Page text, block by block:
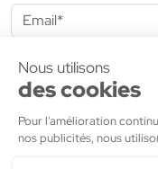
J'accepte de
part deMDH